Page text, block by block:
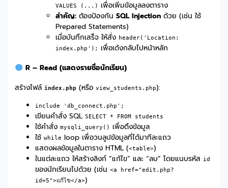
VALUES (...) เพื่อเพิ่มข้อมูลลงตาราง
สำคัญ: ต้องป้องกันSQL Injection ด้วย (เช่น ใช้
Prepared Statements)
เมื่อบันทึกเสร็จ ให้สั่ง header('Location:
index.php');
เพื่อเด้งกลับไปหน้าหลัก
R – Read (แสดงรายชื่อนักเรียน)
สร้างไฟล์index.php (หรือview_students.php):
include 'db_connect.php';
เขียนคำสั่ง SQLSELECT * FROM students
ใช้คำสั่งmysqli_query() เพื่อดึงข้อมูล
ใช้while loop เพื่อวนลูปข้อมูลที่ได้มาทีละแถว
แสดงผลข้อมูลในตาราง HTML (<table>)
ในแต่ละแถว ให้สร้างลิงก์ “แก้ไข” และ “ลบ” โดยแนบรหัส id
ของนักเรียนไปด้วย (เช่น<a href="edit.php?
id=5">แก้ไข</a>)